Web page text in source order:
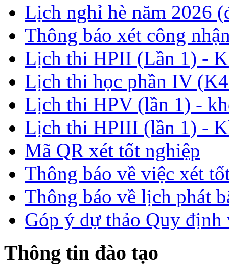
Lịch nghỉ hè năm 2026
Thông báo xét công
Lịch thi HPII (Lần 1) -
Lịch thi học phần IV
Lịch thi HPV (lần 1) -
Lịch thi HPIII (lần 1) -
Mã QR xét tốt nghiệp
Thông báo về việc xét
Thông báo về lịch phát
Góp ý dự thảo Quy định
Thông tin đào tạo